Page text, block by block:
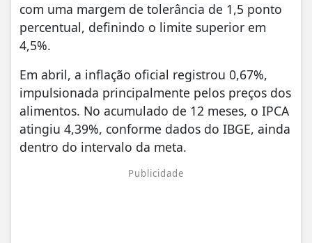
com uma margem de tolerância de 1,5 ponto
percentual, definindo o limite superior em
4,5%.
Em abril, a inflação oficial registrou 0,67%,
impulsionada principalmente pelos preços dos
alimentos. No acumulado de 12 meses, o IPCA
atingiu 4,39%, conforme dados do IBGE, ainda
dentro do intervalo da meta.
Publicidade